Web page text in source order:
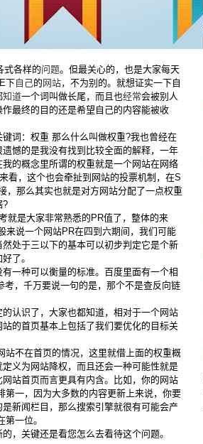
式各样的问题。但最关心的，也是大家每天
下自己的 网站，不为别的。就想证实一下自
知道一个词叫做长尾，而且也经常会被别人
最终的目的还是希望自己的内容能被收
：权重 那么什么叫做权重?我也曾经在
憾的是我没有找到比较全面的解释，一年
的概念里所谓的权重就是一个网站在网络
看，这个也会牵扯到网站的投票机制，在S
，那么其实也就是对方网站分配了一点权重
?
是大家非常熟悉的PR值了，整体的来
来说一个网站PR在四到六期间，我们可能
处于三以下的基本可以初步判定它是个新
了。
种可以衡量的标准。百度里面有一个相
，千万要说一句的是，那个不是查反向链
识了，大家也都知道，相对于一个网站
的首页基本上包括了我们要优化的目标关
不在首页的情况，这里就借上面的权重概
义为网站降权，而且还会一种可能性就是
站首页而言更具有内含。比如，你的网站
一，因为大多数的内容更新上来说，你要
新闻栏目，那么搜索引擎就很有可能会产
一位。
关键还是看您怎么去看待这个问题。